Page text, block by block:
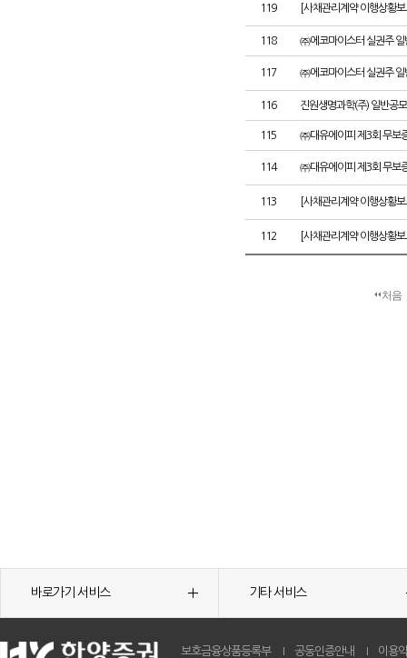
119 [사채관리계약 이행상황
118 ㈜에코마이스터 실권주 일
117 ㈜에코마이스터 실권주 일
116 진원생명과학(주) 일반공
115 ㈜대유에이피 제3회 무보
114 ㈜대유에이피 제3회 무보
113 [사채관리계약 이행상황
112 [사채관리계약 이행상황
처음
바로가기 서비스 기타 서비스
보호금융상품등록부 공동인증안내 이용